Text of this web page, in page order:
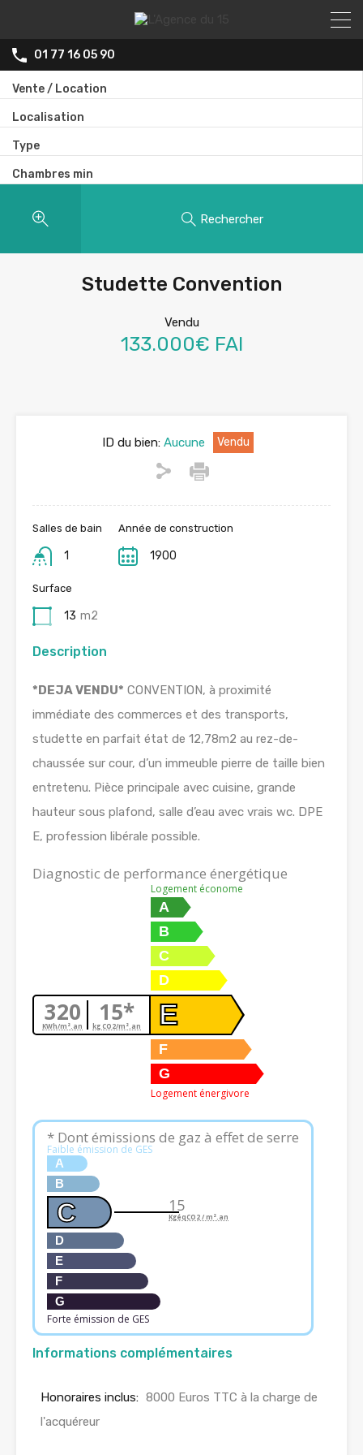
01 77 16 05 90
Vente / Location
Localisation
Type
Chambres min
Rechercher
Studette Convention
Vendu
133.000€ FAI
ID du bien:Aucune Vendu
Salles de bain
1
Année de construction
1900
Surface
13 m2
Description
*DEJA VENDU* CONVENTION, à proximité
immédiate des commerces et des transports,
studette en parfait état de 12,78m2 au rez-de-
chaussée sur cour, d’un immeuble pierre de taille bien
entretenu. Pièce principale avec cuisine, grande
hauteur sous plafond, salle d’eau avec vrais wc. DPE
E, profession libérale possible.
Diagnostic de performance énergétique
320
KWh/m².an 15*
kg CO2/m².an
Logement économe
A
B
C
D
E
F
G
Logement énergivore
* Dont émissions de gaz à effet de serre
Faible émission de GES
A
B
C
D
E
F
G
Forte émission de GES
15
KgéqCO2 / m².an
Informations complémentaires
Honoraires inclus: 8000 Euros TTC à la charge de
l'acquéreur